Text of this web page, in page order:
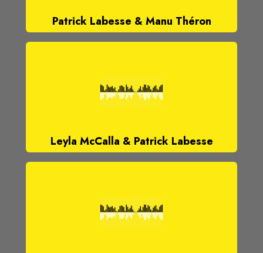
Patrick Labesse & Manu Théron
Leyla McCalla & Patrick Labesse